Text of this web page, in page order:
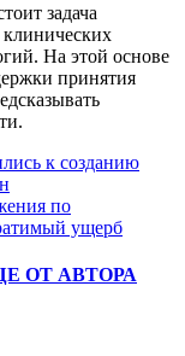
задача
На этой основе
принятия
к созданию
по
ущерб
ОТ АВТОРА